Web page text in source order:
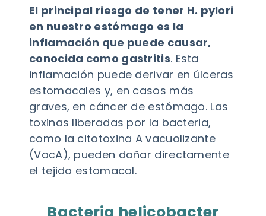
El principal riesgo de tener H. pylori
en nuestro estómago es la
inflamación que puede causar,
conocida como gastritis. Esta
inflamación puede derivar en úlceras
estomacales y, en casos más
graves, en cáncer de estómago. Las
toxinas liberadas por la bacteria,
como la citotoxina A vacuolizante
(VacA), pueden dañar directamente
el tejido estomacal.